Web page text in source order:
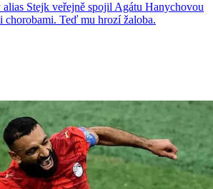
Stejk veřejně spojil Agátu Hanychovou
chorobami. Teď mu hrozí žaloba.